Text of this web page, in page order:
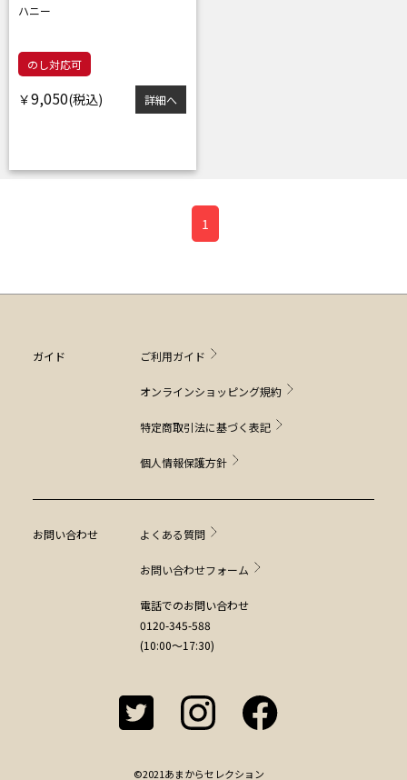
ハニー
のし対応可
￥9,050 詳細へ
1
ガイド ご利用ガイド
オンラインショッピング規約
特定商取引法に基づく表記
個人情報保護方針
お問い合わせ よくある質問
お問い合わせフォーム
電話でのお問い合わせ
0120-345-588
(10:00～17:30)
©2021あまからセレクション